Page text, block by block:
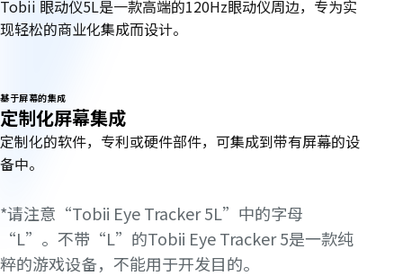
Tobii 眼动仪5L是一款高端的120Hz眼动仪周边，专为实
现轻松的商业化集成而设计。
基于屏幕的集成
定制化屏幕集成
定制化的软件，专利或硬件部件，可集成到带有屏幕的设
备中。
*请注意“Tobii Eye Tracker 5L”中的字母
“L”。不带“L”的Tobii Eye Tracker 5是一款纯
粹的游戏设备，不能用于开发目的。